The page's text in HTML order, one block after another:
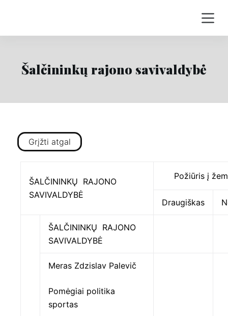
i
o
Šalčininkų rajono savivaldybė
Grįžti atgal
ŠALČININKŲ RAJONO
SAVIVALDYBĖ
Požiūris į
Draugiškas
ŠALČININKŲ RAJONO
SAVIVALDYBĖ
Meras Zdzislav Palevič
Pomėgiai politika
sportas